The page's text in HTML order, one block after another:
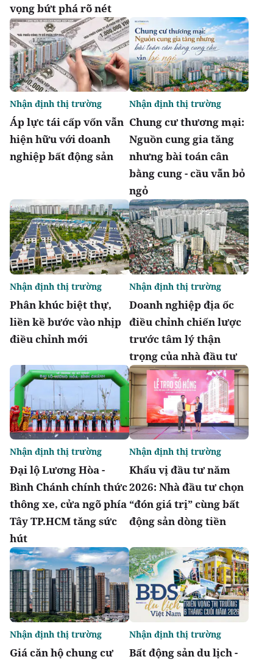
vọng bứt phá rõ nét
Áp lực tái cấp vốn vẫn
hiện hữu với doanh
nghiệp bất động sản
Nhận định thị trường
Chung cư thương mại:
Nguồn cung gia tăng
nhưng bài toán cân
bằng cung - cầu vẫn bỏ
ngỏ
Nhận định thị trường
Phân khúc biệt thự,
liền kề bước vào nhịp
điều chỉnh mới
Nhận định thị trường
Doanh nghiệp địa ốc
điều chỉnh chiến lược
trước tâm lý thận
trọng của nhà đầu tư
Nhận định thị trường
Đại lộ Lương Hòa -
Bình Chánh chính thức
thông xe, cửa ngõ phía
Tây TP.HCM tăng sức
hút
Nhận định thị trường
Khẩu vị đầu tư năm
2026: Nhà đầu tư chọn
“đón giá trị” cùng bất
động sản dòng tiền
Nhận định thị trường
Giá căn hộ chung cư
Nhận định thị trường
Bất động sản du lịch -
Nhận định thị trường